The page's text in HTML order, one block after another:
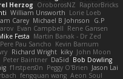
Herzog OroborosNZ RaptorBricks
William Unsworth Lorie Loeb
Carey Michael B Johnson
G.P
Evan Campbell Rene Gansen
Festa Martin Banak - Dr Zed
Pere Pau Sancho Kevin Barnum
Richard Wright kiky John Moon
Peter Baintner Da5id Bob Dowling
f1rstpers0n Peggy O'Brien Jason Lai
fengquan wang Aeon Soul